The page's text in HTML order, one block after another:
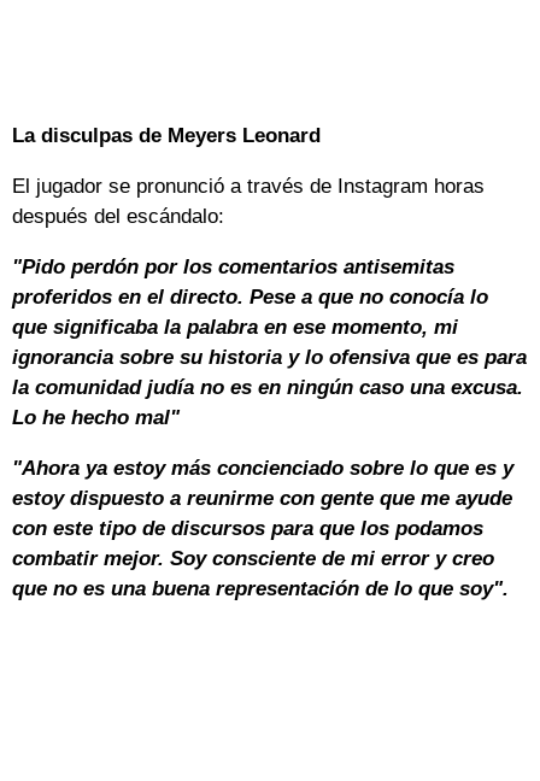
La disculpas de Meyers Leonard
El jugador se pronunció a través de Instagram horas
después del escándalo:
"Pido perdón por los comentarios antisemitas
proferidos en el directo. Pese a que no conocía lo
que significaba la palabra en ese momento, mi
ignorancia sobre su historia y lo ofensiva que es para
la comunidad judía no es en ningún caso una excusa.
Lo he hecho mal"
"Ahora ya estoy más concienciado sobre lo que es y
estoy dispuesto a reunirme con gente que me ayude
con este tipo de discursos para que los podamos
combatir mejor. Soy consciente de mi error y creo
que no es una buena representación de lo que soy".